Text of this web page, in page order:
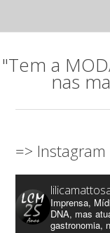
"Tem a
nas
=> Instagram
Imprensa,
DNA, mas
gastronomia,